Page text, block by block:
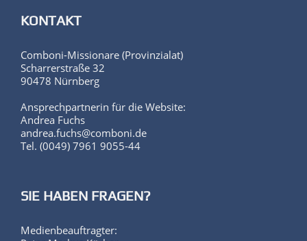
Comboni-Missionare (Provinzialat)
90478 Nürnberg
Ansprechpartnerin für die Website:
andrea.fuchs@comboni.de
Tel. (0049) 7961 9055-44
Medienbeauftragter:
markus.koerber@comboni.de